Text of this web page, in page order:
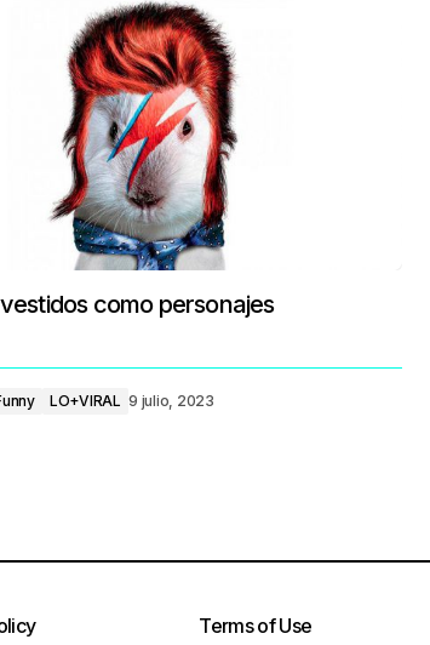
como personajes
LO+VIRAL 9 julio, 2023
Terms of Use